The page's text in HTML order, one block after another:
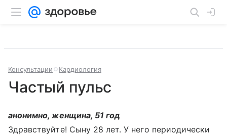
Консультации Кардиология
Частый пульс
анонимно, женщина, 51 год
Здравствуйте! Сыну 28 лет. У него периодически